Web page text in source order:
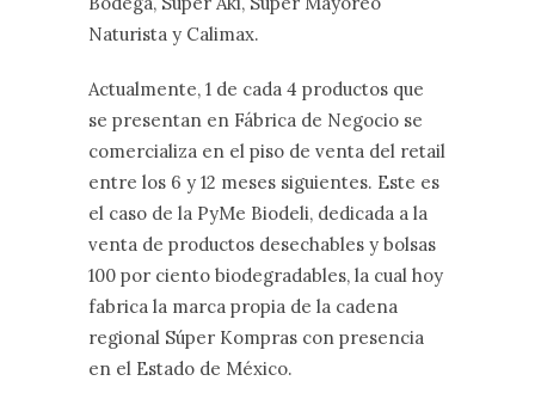
Naturista y Calimax.
Actualmente, 1 de cada 4 productos que
se presentan en Fábrica de Negocio se
comercializa en el piso de venta del retail
entre los 6 y 12 meses siguientes. Este es
el caso de la PyMe Biodeli, dedicada a la
venta de productos desechables y bolsas
100 por ciento biodegradables, la cual hoy
fabrica la marca propia de la cadena
regional Súper Kompras con presencia
en el Estado de México.